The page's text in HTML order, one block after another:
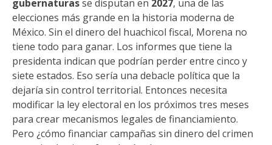
gubernaturasse disputan en 2027, una de las
elecciones más grande en la historia moderna de
México. Sin el dinero del huachicol fiscal, Morena no
tiene todo para ganar. Los informes que tiene la
presidenta indican que podrían perder entre cinco y
siete estados. Eso sería una debacle política que la
dejaría sin control territorial. Entonces necesita
modificar la ley electoral en los próximos tres meses
para crear mecanismos legales de financiamiento.
Pero ¿cómo financiar campañas sin dinero del crimen